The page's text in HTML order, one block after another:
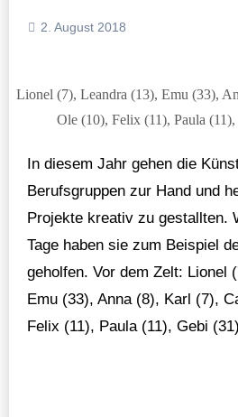
2. August 2018
Lionel (7), Leandra (13), Emu (33),
Ole (10), Felix (11), Paula
In diesem Jahr gehen die Künstler den anderen
Berufsgruppen zur Hand und
Projekte kreativ zu gestallten.
Tage haben sie zum Beispiel
geholfen. Vor dem Zelt: Lionel
Emu (33), Anna (8), Karl (7),
Felix (11), Paula (11), Gebi